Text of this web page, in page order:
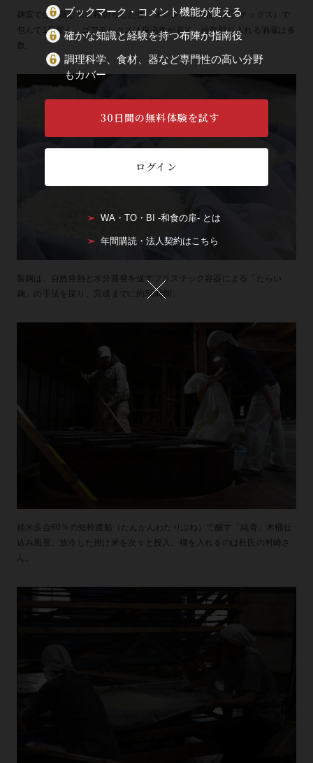
麹室では、蒸し米に種切りした後、オレンジ色の布（ゴアテックス）で
包んで1日置く。ゴアテックスは保温性が高く、近年取り入れる酒蔵は多
数。
製麹は、自然発熱と水分蒸発を促すプラスチック容器による「たらい
麹」の手法を採り、完成までに約50時間。
精米歩合60％の短棹渡船（たんかんわたりぶね）で醸す「純青」木桶仕
込み風景。放冷した掛け米を次々と投入。櫂を入れるのは杜氏の村崎さ
ん。
ブックマーク・コメント機能が使える
確かな知識と経験を持つ布陣が指南役
調理科学、食材、器など専門性の高い分野
もカバー
30日間の無料体験を試す
ログイン
WA・TO・BI -和食の扉- とは
年間購読・法人契約はこちら